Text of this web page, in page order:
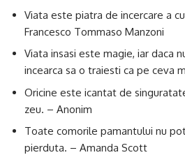
Viata este piatra de incercare a
Francesco Tommaso Manzoni
Viata insasi este magie, iar daca
incearca sa o traiesti ca pe ceva
Oricine este icantat de
zeu. – Anonim
Toate comorile pamantului nu
pierduta. – Amanda Scott